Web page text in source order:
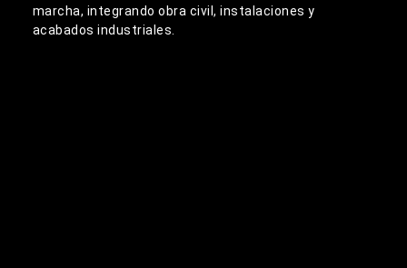
marcha, integrando obra civil, instalaciones y
acabados industriales.